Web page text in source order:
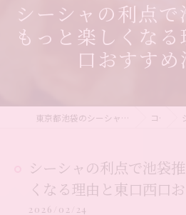
シーシャの利点
もっと楽しくな
口おすすめ
東京都池袋のシーシャならシーシャカフェ&バー Ranunculus コラム
シーシャの利点で池袋
くなる理由と東口西口
2026/02/24